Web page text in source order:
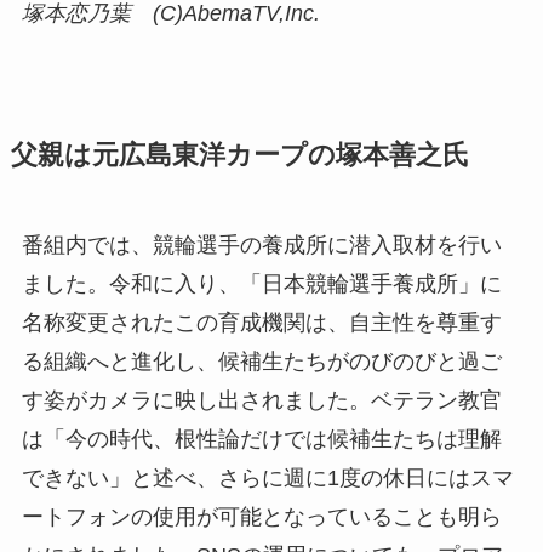
塚本恋乃葉 (C)AbemaTV,Inc.
父親は元広島東洋カープの塚本善之氏
番組内では、競輪選手の養成所に潜入取材を行い
ました。令和に入り、「日本競輪選手養成所」に
名称変更されたこの育成機関は、自主性を尊重す
る組織へと進化し、候補生たちがのびのびと過ご
す姿がカメラに映し出されました。ベテラン教官
は「今の時代、根性論だけでは候補生たちは理解
できない」と述べ、さらに週に1度の休日にはスマ
ートフォンの使用が可能となっていることも明ら